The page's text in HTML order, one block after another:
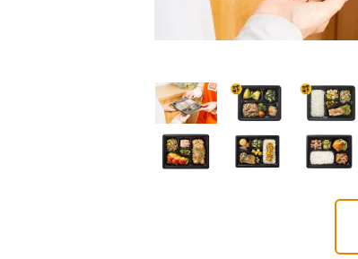
まごころ御膳
568円(1食分/税込)
普通食
まごころ小箱
496円(1食分/税込)